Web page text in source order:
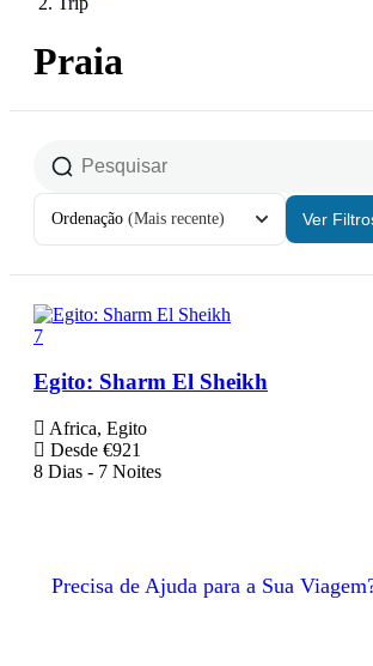
Praia
Ordenação (Mais recente) Ver
7
Egito: Sharm El Sheikh
Africa, Egito
Desde €921
8 Dias - 7 Noites
Precisa de Ajuda para a Sua